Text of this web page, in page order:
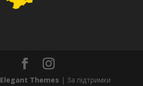
Elegant Themes | За підтримки